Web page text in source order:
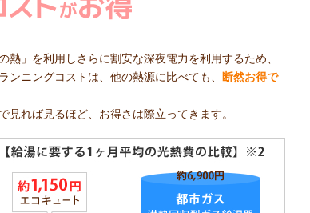
の熱」を利用しさらに割安な深夜電力を利用するため、
ンニングコストは、他の熱源に比べても、
断然お得で
見れば見るほど、お得さは際立ってきます。